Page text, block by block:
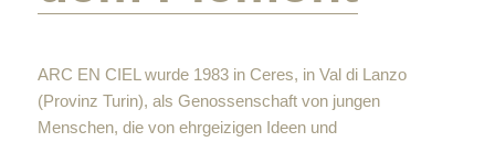
ARC EN CIEL wurde 1983 in Ceres, in Val di Lanzo
(Provinz Turin), als Genossenschaft von jungen
Menschen, die von ehrgeizigen Ideen und